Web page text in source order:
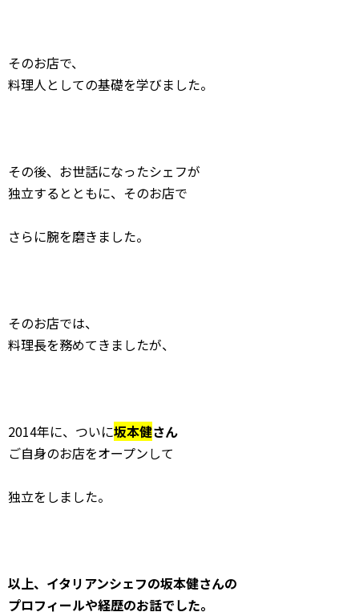
そのお店で、
料理人としての基礎を学びました。
その後、お世話になったシェフが
独立するとともに、そのお店で
さらに腕を磨きました。
そのお店では、
料理長を務めてきましたが、
2014年に、ついに坂本健さん
ご自身のお店をオープンして
独立をしました。
以上、イタリアンシェフの坂本健さんの
プロフィールや経歴のお話でした。